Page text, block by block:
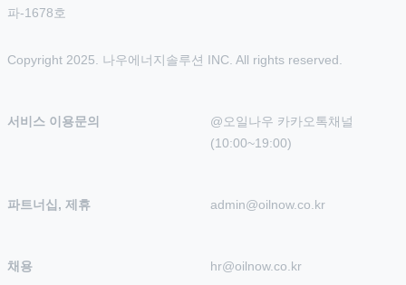
파-1678호
Copyright 2025. 나우에너지솔루션 INC. All rights reserved.
서비스 이용문의
@오일나우 카카오톡채널
(10:00~19:00)
파트너십, 제휴 admin@oilnow.co.kr
채용 hr@oilnow.co.kr